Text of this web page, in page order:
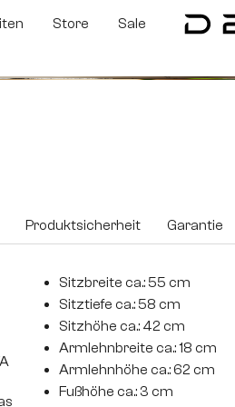
Store Sale
Produktsicherheit Garantie
Sitzbreite ca.: 55 cm
Sitztiefe ca.: 58 cm
Sitzhöhe ca.: 42 cm
Armlehnbreite ca.: 18 cm
Armlehnhöhe ca.: 62 cm
Fußhöhe ca.: 3 cm